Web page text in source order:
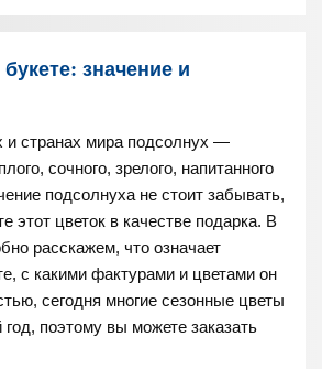
значение и
и странах мира подсолнух —
сочного, зрелого, напитанного
подсолнуха не стоит забывать,
этот цветок в качестве подарка. В
расскажем, что означает
с какими фактурами и цветами он
сегодня многие сезонные цветы
поэтому вы можете заказать